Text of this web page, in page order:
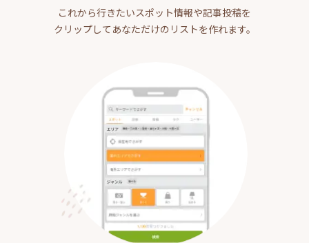
これから行きたいスポット情報や記事投稿を
クリップしてあなただけのリストを作れます。